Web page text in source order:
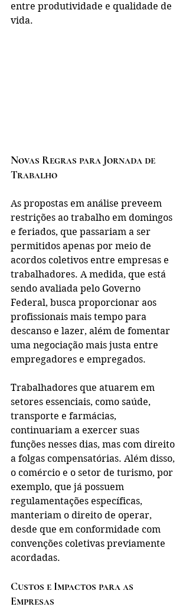
entre produtividade e qualidade de
vida.
Novas Regras para Jornada de
Trabalho
As propostas em análise preveem
restrições ao trabalho em domingos
e feriados, que passariam a ser
permitidos apenas por meio de
acordos coletivos entre empresas e
trabalhadores. A medida, que está
sendo avaliada pelo Governo
Federal, busca proporcionar aos
profissionais mais tempo para
descanso e lazer, além de fomentar
uma negociação mais justa entre
empregadores e empregados.
Trabalhadores que atuarem em
setores essenciais, como saúde,
transporte e farmácias,
continuariam a exercer suas
funções nesses dias, mas com direito
a folgas compensatórias. Além disso,
o comércio e o setor de turismo, por
exemplo, que já possuem
regulamentações específicas,
manteriam o direito de operar,
desde que em conformidade com
convenções coletivas previamente
acordadas.
Custos e Impactos para as
Empresas